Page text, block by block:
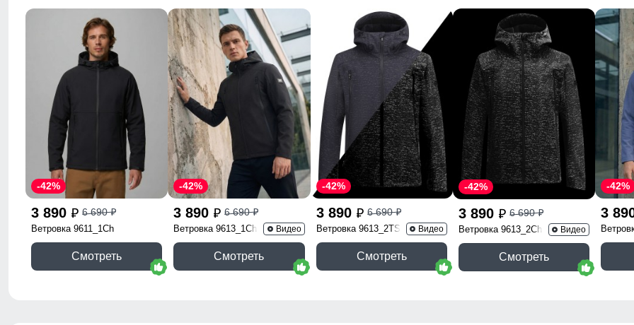
3 890 p 6 690p
-42%
Ветровка 9611_1Ch
Смотреть
3 890 p 6 690p
-42%
Ветровка 9613_1Ch Видео
Смотреть
3 890 p 6 690p
-42%
Ветровка 9613_2TS Видео
Смотреть
3 890 p 6 690p
-42%
Ветровка 9613_2Ch Видео
Смотреть
3
-42%